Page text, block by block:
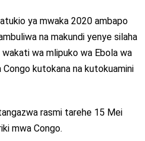
ya mwaka 2020 ambapo
na makundi yenye silaha
wa mlipuko wa Ebola wa
kutokana na kutokuamini
rasmi tarehe 15 Mei
mwa Congo.